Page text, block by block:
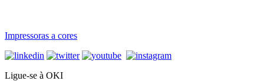
Impressoras a cores
Ligue-se à OKI